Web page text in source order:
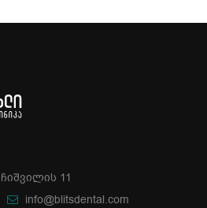
11
info@blitsdental.com